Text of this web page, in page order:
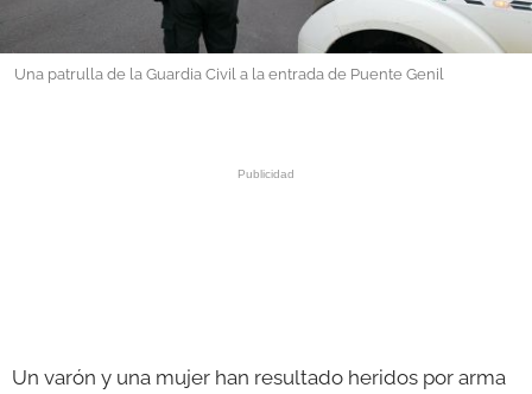
Una patrulla de la Guardia Civil a la entrada de Puente Genil
Un varón y una mujer han resultado heridos por arma